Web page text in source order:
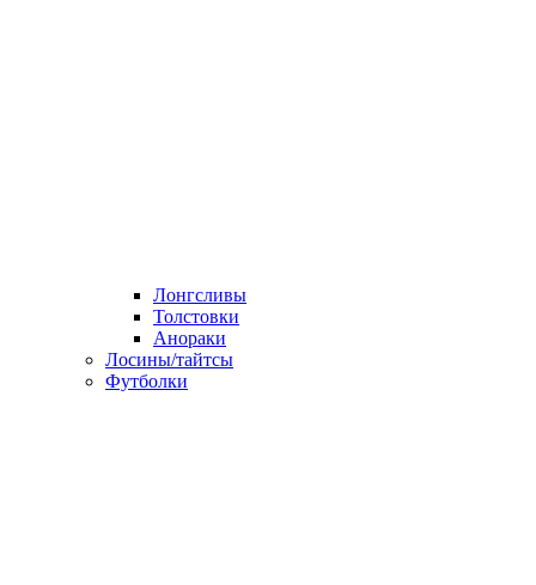
Лонгсливы
Толстовки
Анораки
Лосины/тайтсы
Футболки